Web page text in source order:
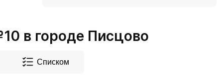
в городе Писцово
Списком